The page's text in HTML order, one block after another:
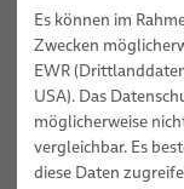
Konfektion von
Industrielle
Schulungen für
Dienstleistungen
Roboter-, SPS- &
Kabel
Kabelkonfektionen
Dienstleistungen
Clinchen
Kleben
Handling
Nieten
Maschinenbau
Qualität
Forschung und
Testverfahren
Publikationen
Publikationen
#MÄRKTE
Es können im
Zwecken
EWR
USA). Das
möglicherweise
vergleichbar. Es
diese Daten